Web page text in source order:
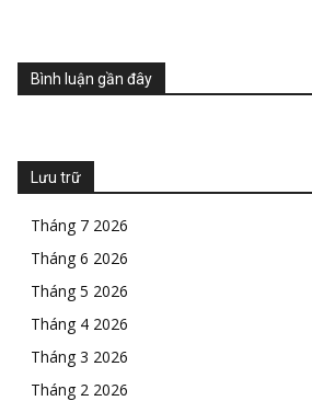
Bình luận gần đây
Lưu trữ
Tháng 7 2026
Tháng 6 2026
Tháng 5 2026
Tháng 4 2026
Tháng 3 2026
Tháng 2 2026